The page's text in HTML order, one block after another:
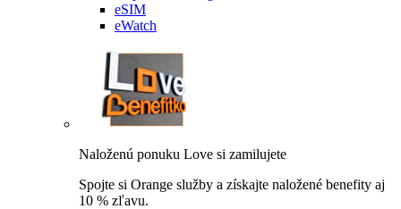
eSIM
eWatch
Naloženú ponuku Love si zamilujete
Spojte si Orange služby a získajte naložené benefity aj
10 % zľavu.